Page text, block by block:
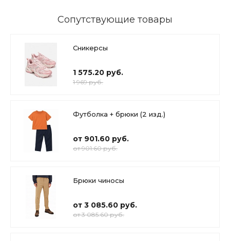
Сопутствующие товары
Сникерсы
1 575.20 руб.
1 969 руб.
Футболка + брюки (2 изд.)
от 901.60 руб.
от 901.60 руб.
Брюки чиносы
от 3 085.60 руб.
от 3 085.60 руб.